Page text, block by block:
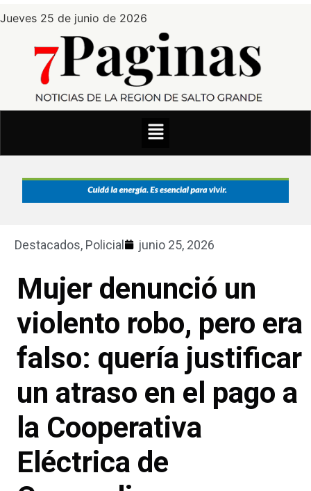
Jueves 25 de junio de 2026
Destacados, Policial junio 25, 2026
Mujer denunció un
violento robo, pero era
falso: quería justificar
un atraso en el pago a
la Cooperativa
Eléctrica de